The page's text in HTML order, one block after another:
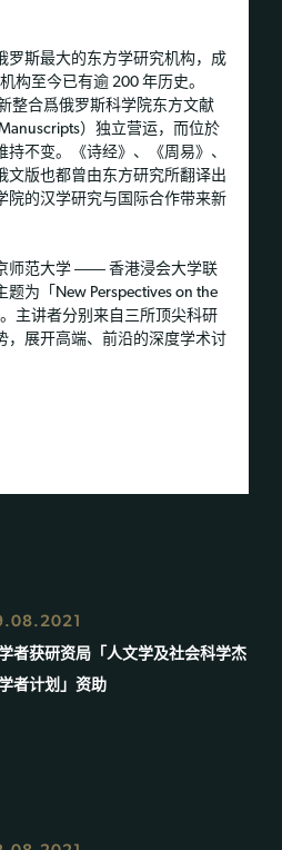
罗斯最大的东方学研究机构，成
构至今已有逾 200 年历史。
整合爲俄罗斯科学院东方文献
）独立营运，而位於
不变。《诗经》、《周易》、
文版也都曾由东方研究所翻译出
院的汉学研究与国际合作带来新
师范大学 ―― 香港浸会大学联
为「New Perspectives on the
主讲者分别来自三所顶尖科研
，展开高端、前沿的深度学术讨
者获研资局「人文学及社会科学杰
者计划」资助